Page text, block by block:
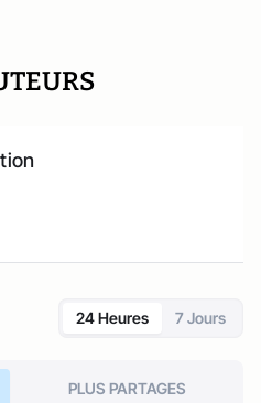
24 Heures 7 Jours
PLUS PARTAGES